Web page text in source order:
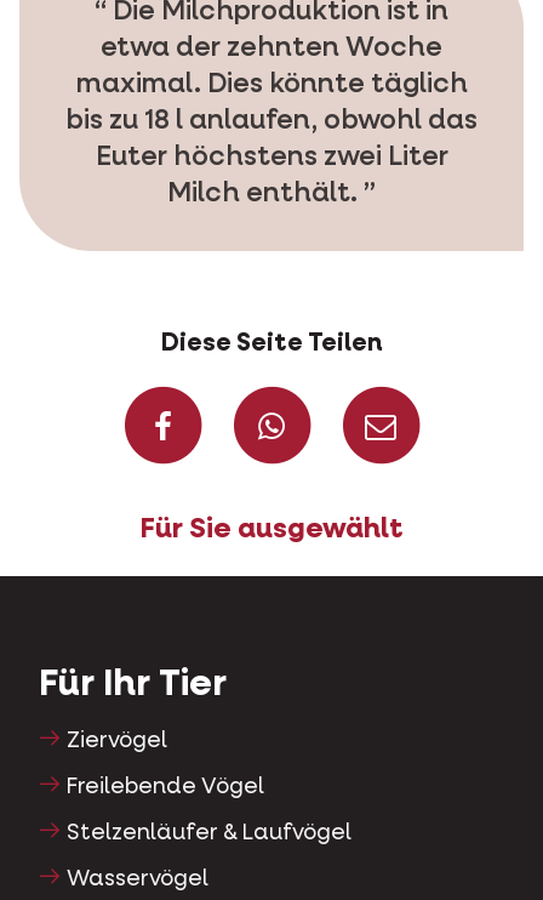
Die Milchproduktion ist in
etwa der zehnten Woche
maximal. Dies könnte täglich
bis zu 18 l anlaufen, obwohl das
Euter höchstens zwei Liter
Milch enthält.
Diese Seite Teilen
Auf Facebook
Auf
Für Sie ausgewählt
Für Ihr Tier
Ziervögel
Freilebende Vögel
Stelzenläufer & Laufvögel
Wasservögel